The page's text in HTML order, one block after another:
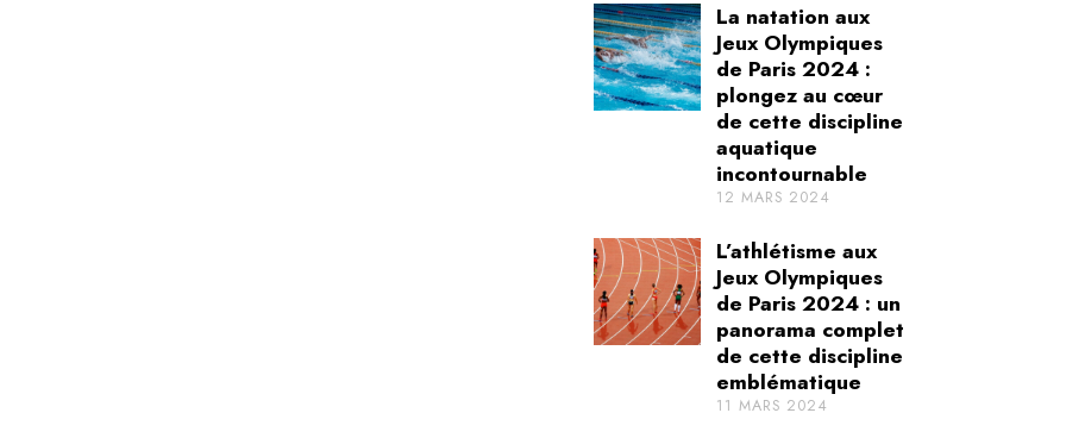
La natation aux
Jeux Olympiques
de Paris 2024 :
plongez au cœur
de cette discipline
aquatique
incontournable
12 MARS 2024
L’athlétisme aux
Jeux Olympiques
de Paris 2024 : un
panorama complet
de cette discipline
emblématique
11 MARS 2024